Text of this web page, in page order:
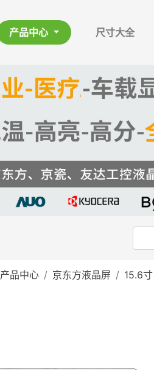
产品中心 尺寸大全
产品中心 京东方液晶屏 15.6寸